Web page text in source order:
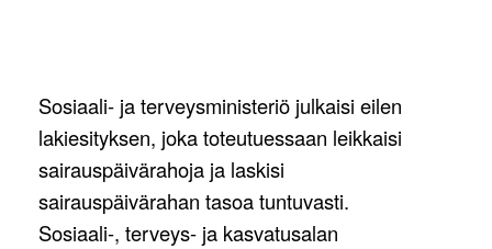
Sosiaali- ja terveysministeriö julkaisi eilen
lakiesityksen, joka toteutuessaan leikkaisi
sairauspäivärahoja ja laskisi
sairauspäivärahan tasoa tuntuvasti.
Sosiaali-, terveys- ja kasvatusalan